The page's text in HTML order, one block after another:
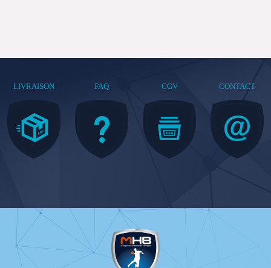
LIVRAISON FAQ CGV CONTACT